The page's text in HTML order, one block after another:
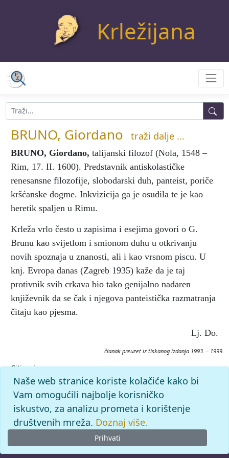
Krležijana
BRUNO, Giordano traži dalje ...
BRUNO, Giordano, talijanski filozof (Nola, 1548 –
Rim, 17. II. 1600). Predstavnik antiskolastičke
renesansne filozofije, slobodarski duh, panteist, poriče
kršćanske dogme. Inkvizicija ga je osudila te je kao
heretik spaljen u Rimu.
Krleža vrlo često u zapisima i esejima govori o G.
Brunu kao svijetlom i smionom duhu u otkrivanju
novih spoznaja u znanosti, ali i kao vrsnom piscu. U
knj. Evropa danas (Zagreb 1935) kaže da je taj
protivnik svih crkava bio tako genijalno nadaren
književnik da se čak i njegova panteistička razmatranja
čitaju kao pjesma.
Lj. Do.
članak preuzet iz tiskanog izdanja 1993. – 1999.
Citiranje:
BRUNO, Giordano.Krležijana (1993–99), mrežno izdanje.
Leksikografski zavod Miroslav Krleža, 2026. Pristupljeno
6.8.2026. <https://krlezijana.lzmk.hr/clanak/bruno-
giordano>.
Naše web stranice koriste kolačiće kako bi
Vam omogućili najbolje korisničko
iskustvo, za analizu prometa i korištenje
društvenih mreža. Doznaj više.
Prihvati
© 2026Leksikografski zavodMiroslav Krleža